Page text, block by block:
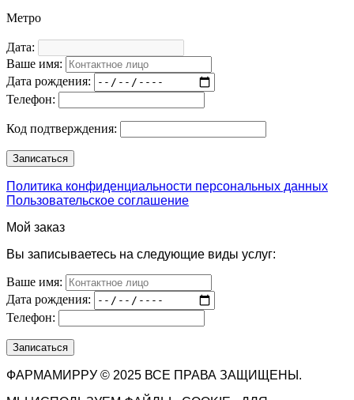
Метро
Дата:
Ваше имя:
Дата рождения:
Телефон:
Код подтверждения:
Политика конфиденциальности персональных данных
Пользовательское соглашение
Мой заказ
Вы записываетесь на следующие виды услуг:
Ваше имя:
Дата рождения:
Телефон:
ФАРМАМИРРУ © 2025 ВСЕ ПРАВА ЗАЩИЩЕНЫ.